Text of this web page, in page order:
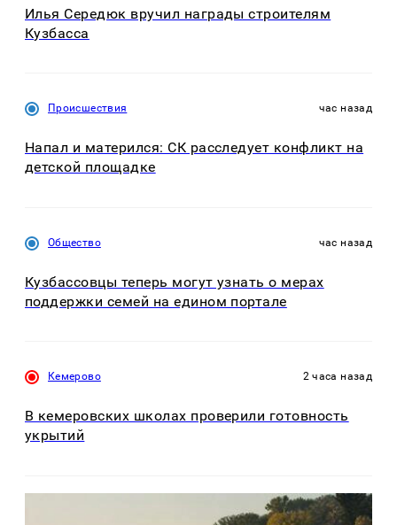
Илья Середюк вручил награды строителям
Кузбасса
Происшествия час назад
Напал и матерился: СК расследует конфликт на
детской площадке
Общество час назад
Кузбассовцы теперь могут узнать о мерах
поддержки семей на едином портале
Кемерово 2 часа назад
В кемеровских школах проверили готовность
укрытий